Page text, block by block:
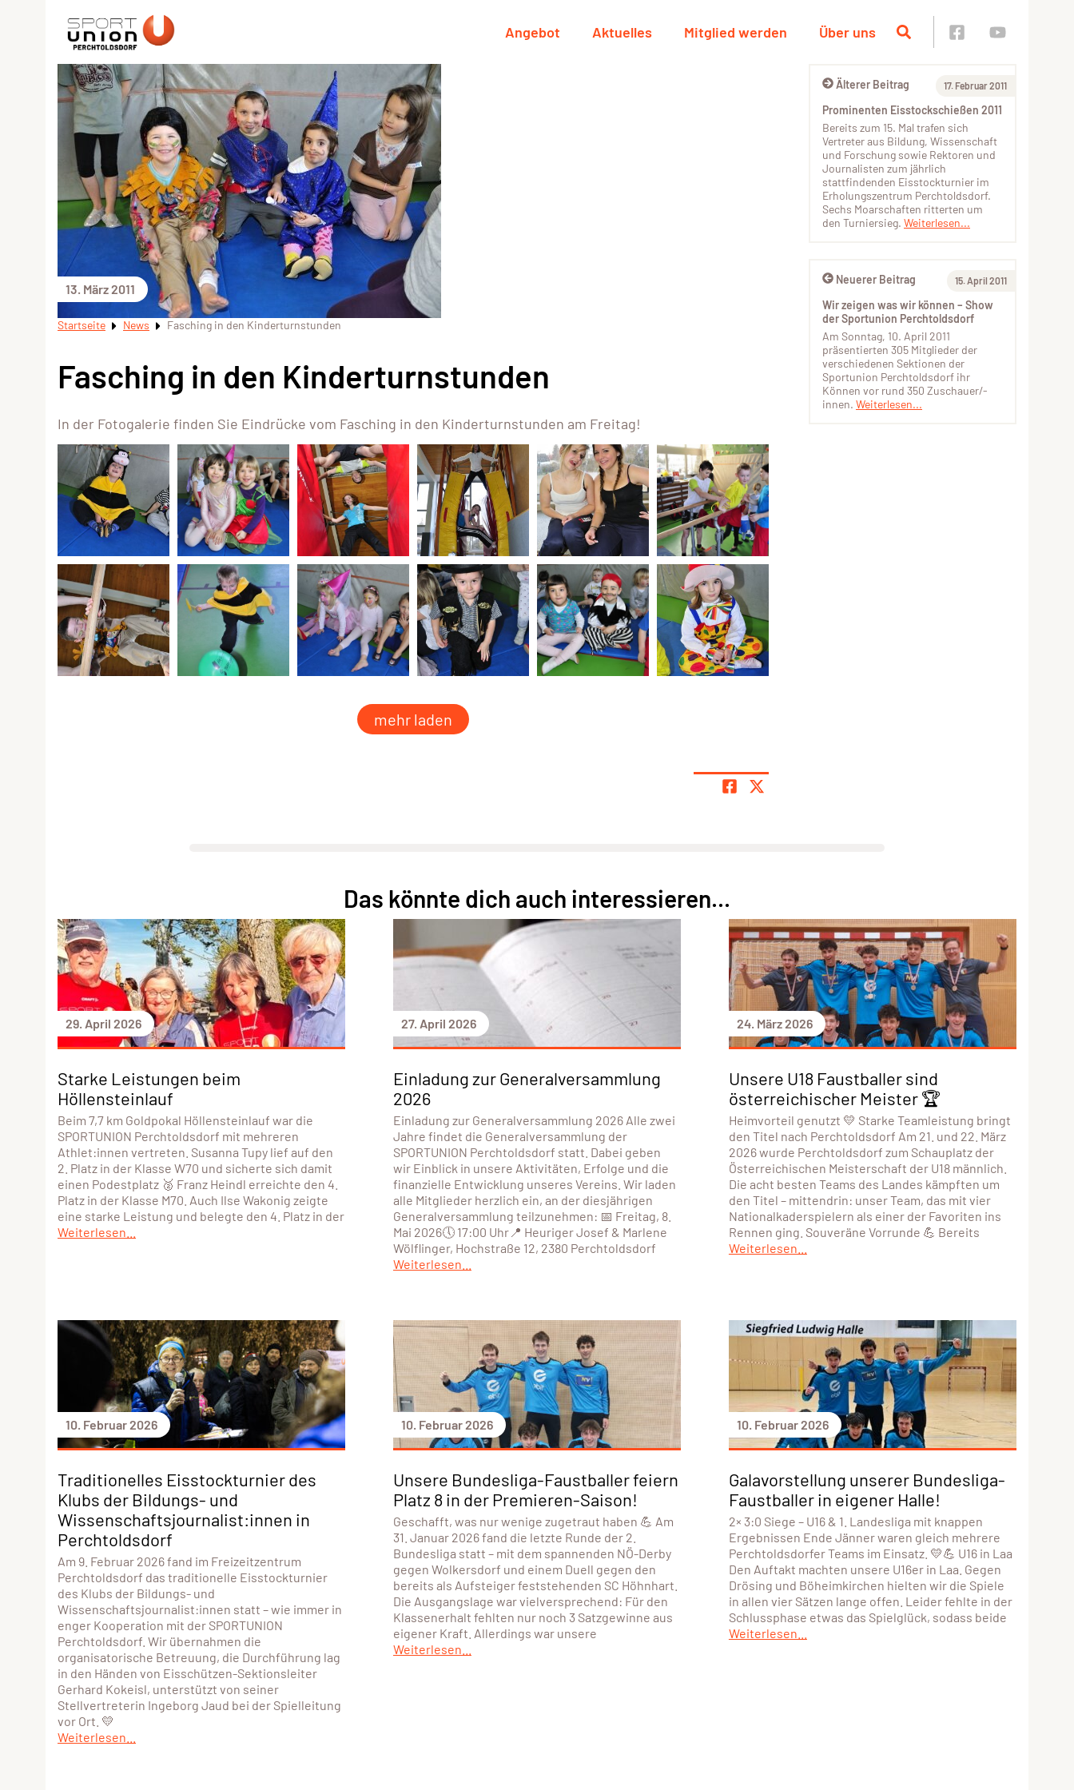
Angebot Aktuelles Mitglied werden Über uns
13. März 2011
Startseite News Fasching in den Kinderturnstunden
Fasching in den Kinderturnstunden
In der Fotogalerie finden Sie Eindrücke vom Fasching in den Kinderturnstunden am Freitag!
mehr laden
Älterer Beitrag 17. Februar 2011
Prominenten Eisstockschießen 2011
Bereits zum 15. Mal trafen sich
Vertreter aus Bildung, Wissenschaft
und Forschung sowie Rektoren und
Journalisten zum jährlich
stattfindenden Eisstockturnier im
Erholungszentrum Perchtoldsdorf.
Sechs Moarschaften ritterten um
den Turniersieg. Weiterlesen...
Neuerer Beitrag 15. April 2011
Wir zeigen was wir können – Show
der Sportunion Perchtoldsdorf
Am Sonntag, 10. April 2011
präsentierten 305 Mitglieder der
verschiedenen Sektionen der
Sportunion Perchtoldsdorf ihr
Können vor rund 350 Zuschauer/-
innen. Weiterlesen...
Das könnte dich auch interessieren...
29. April 2026
Starke Leistungen beim
Höllensteinlauf
Beim 7,7 km Goldpokal Höllensteinlauf war die
SPORTUNION Perchtoldsdorf mit mehreren
Athlet:innen vertreten. Susanna Tupy lief auf den
2. Platz in der Klasse W70 und sicherte sich damit
einen Podestplatz 🥈 Franz Heindl erreichte den 4.
Platz in der Klasse M70. Auch Ilse Wakonig zeigte
eine starke Leistung und belegte den 4. Platz in der
Weiterlesen...
27. April 2026
Einladung zur Generalversammlung
2026
Einladung zur Generalversammlung 2026 Alle zwei
Jahre findet die Generalversammlung der
SPORTUNION Perchtoldsdorf statt. Dabei geben
wir Einblick in unsere Aktivitäten, Erfolge und die
finanzielle Entwicklung unseres Vereins. Wir laden
alle Mitglieder herzlich ein, an der diesjährigen
Generalversammlung teilzunehmen: 📅 Freitag, 8.
Mai 2026🕔 17:00 Uhr📍 Heuriger Josef & Marlene
Wölflinger, Hochstraße 12, 2380 Perchtoldsdorf
Weiterlesen...
24. März 2026
Unsere U18 Faustballer sind
österreichischer Meister 🏆
Heimvorteil genutzt 💛 Starke Teamleistung bringt
den Titel nach Perchtoldsdorf Am 21. und 22. März
2026 wurde Perchtoldsdorf zum Schauplatz der
Österreichischen Meisterschaft der U18 männlich.
Die acht besten Teams des Landes kämpften um
den Titel – mittendrin: unser Team, das mit vier
Nationalkaderspielern als einer der Favoriten ins
Rennen ging. Souveräne Vorrunde 💪 Bereits
Weiterlesen...
10. Februar 2026
Traditionelles Eisstockturnier des
Klubs der Bildungs- und
Wissenschaftsjournalist:innen in
Perchtoldsdorf
Am 9. Februar 2026 fand im Freizeitzentrum
Perchtoldsdorf das traditionelle Eisstockturnier
des Klubs der Bildungs- und
Wissenschaftsjournalist:innen statt – wie immer in
enger Kooperation mit der SPORTUNION
Perchtoldsdorf. Wir übernahmen die
organisatorische Betreuung, die Durchführung lag
in den Händen von Eisschützen-Sektionsleiter
Gerhard Kokeisl, unterstützt von seiner
Stellvertreterin Ingeborg Jaud bei der Spielleitung
vor Ort. 💛
Weiterlesen...
10. Februar 2026
Unsere Bundesliga-Faustballer feiern
Platz 8 in der Premieren-Saison!
Geschafft, was nur wenige zugetraut haben 💪 Am
31. Januar 2026 fand die letzte Runde der 2.
Bundesliga statt – mit dem spannenden NÖ-Derby
gegen Wolkersdorf und einem Duell gegen den
bereits als Aufsteiger feststehenden SC Höhnhart.
Die Ausgangslage war vielversprechend: Für den
Klassenerhalt fehlten nur noch 3 Satzgewinne aus
eigener Kraft. Allerdings war unsere
Weiterlesen...
10. Februar 2026
Galavorstellung unserer Bundesliga-
Faustballer in eigener Halle!
2× 3:0 Siege – U16 & 1. Landesliga mit knappen
Ergebnissen Ende Jänner waren gleich mehrere
Perchtoldsdorfer Teams im Einsatz. 💛💪 U16 in Laa
Den Auftakt machten unsere U16er in Laa. Gegen
Drösing und Böheimkirchen hielten wir die Spiele
in allen vier Sätzen lange offen. Leider fehlte in der
Schlussphase etwas das Spielglück, sodass beide
Weiterlesen...